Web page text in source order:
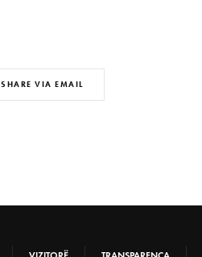
SHARE VIA EMAIL
VIZITORË TRANSPARENCA